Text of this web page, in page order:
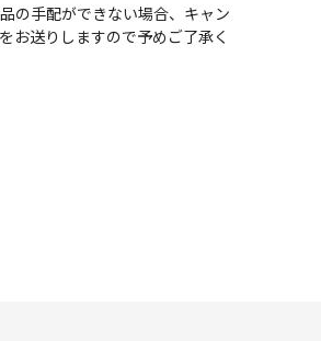
の手配ができない場合、キャン
お送りしますので予めご了承く